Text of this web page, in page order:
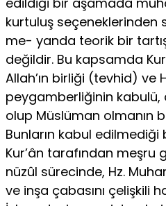
kurtuluş seçeneklerinden
me- yanda teorik bir
değildir. Bu kapsamda
Allah’ın birliği (tevhid) ve
peygamberliğinin kabulü,
olup Müslüman olmanın
Bunların kabul
Kur’ân tarafından meşru
nüzûl sürecinde, Hz.
ve inşa çaba­sını çelişkili